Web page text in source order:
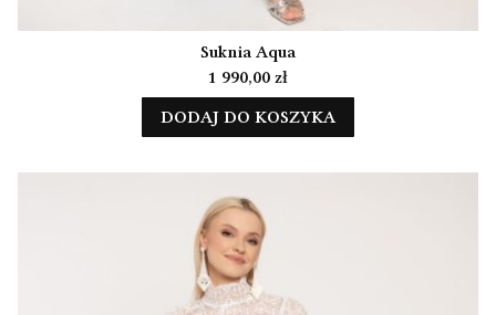
Suknia Aqua
Cena
1 990,00 zł
DODAJ DO KOSZYKA